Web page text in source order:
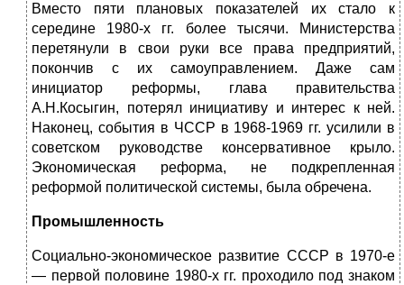
Вместо пяти плановых показателей их стало к
середине 1980-х гг. более тысячи. Министерства
перетянули в свои руки все права предприятий,
покончив с их самоуправлением. Даже сам
инициатор реформы, глава правительства
А.Н.Косыгин, потерял инициативу и интерес к ней.
Наконец, события в ЧССР в 1968-1969 гг. усилили в
советском руководстве консервативное крыло.
Экономическая реформа, не подкрепленная
реформой политической системы, была обречена.
Промышленность
Социально-экономическое развитие СССР в 1970-е
— первой половине 1980-х гг. проходило под знаком